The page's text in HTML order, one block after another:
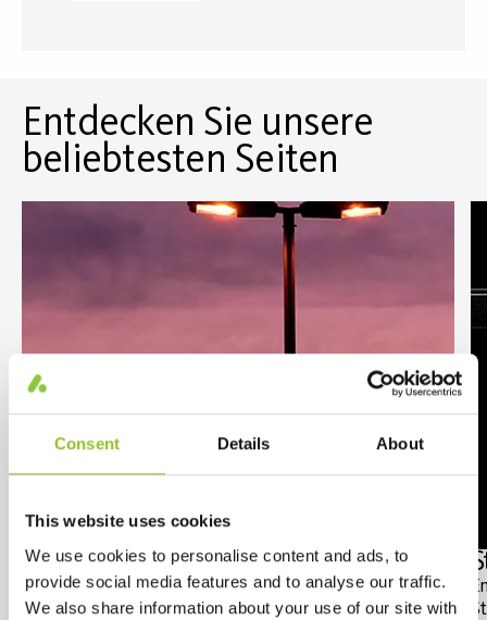
Consent Details About
This website uses cookies
We use cookies to personalise content and ads, to
provide social media features and to analyse our traffic.
We also share information about your use of our site with
Entdecken Sie unsere
beliebtesten Seiten
Auslauf der NAV- und HID-Lampen
Alle Informationen zur Einschränkung von
quecksilberhaltigen Leuchtmitteln.